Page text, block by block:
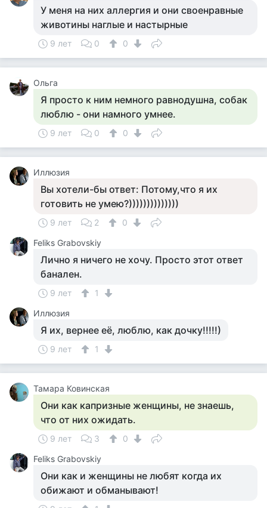
У меня на них аллергия и они своенравные
животины наглые и настырные
9 лет 0 0
Ольга
Я просто к ним немного равнодушна, собак
люблю - они намного умнее.
9 лет 0 0
Иллюзия
Вы хотели-бы ответ: Потому,что я их
готовить не умею?))))))))))))))
9 лет 2
0
Feliks Grabovskiy
Лично я ничего не хочу. Просто этот ответ
банален.
9 лет
1
Иллюзия
Я их, вернее её, люблю, как дочку!!!!!)
9 лет 1
Тамара Ковинская
Они как капризные женщины, не знаешь,
что от них ожидать.
9 лет 3
0
Feliks Grabovskiy
Они как и женщины не любят когда их
обижают и обманывают!